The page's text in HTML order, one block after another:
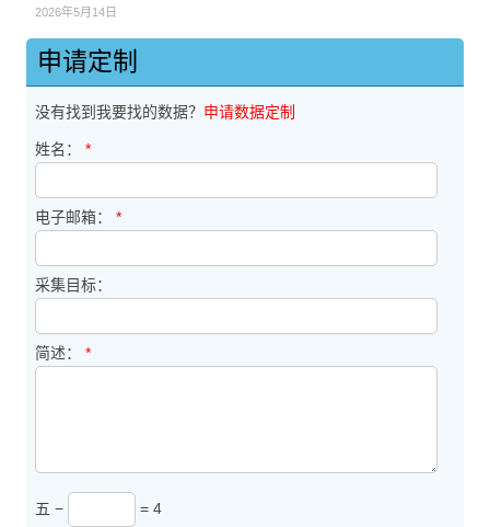
2026年5月14日
申请定制
没有找到我要找的数据？ 申请数据定制
姓名： *
电子邮箱： *
采集目标：
简述： *
五 − = 4